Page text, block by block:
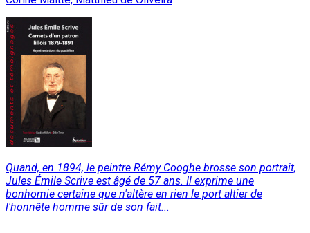
Quand, en 1894, le peintre Rémy Cooghe brosse son portrait,
Jules Émile Scrive est âgé de 57 ans. Il exprime une
bonhomie certaine que n'altère en rien le port altier de
l'honnête homme sûr de son fait...